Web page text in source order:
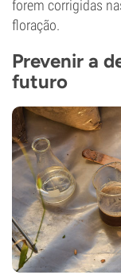
forem corrigidas
floração.
Prevenir a
futuro